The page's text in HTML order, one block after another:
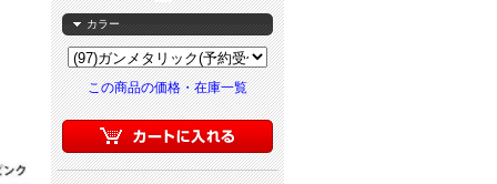
カラー
この商品の価格・在庫一覧